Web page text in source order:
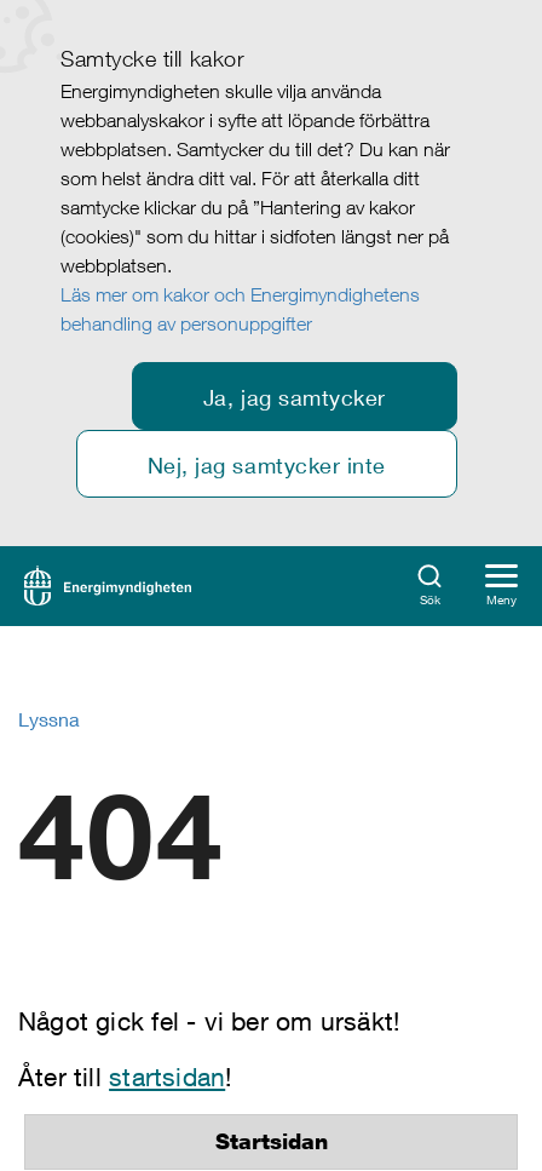
Samtycke till kakor
Energimyndigheten skulle vilja använda
webbanalyskakor i syfte att löpande förbättra
webbplatsen. Samtycker du till det? Du kan när
som helst ändra ditt val. För att återkalla ditt
samtycke klickar du på ”Hantering av kakor
(cookies)" som du hittar i sidfoten längst ner på
webbplatsen.
Läs mer om kakor och Energimyndighetens
behandling av personuppgifter
Ja, jag samtycker
Nej, jag samtycker inte
Sök Meny
Lyssna
404
Något gick fel - vi ber om ursäkt!
Åter tillstartsidan!
Startsidan